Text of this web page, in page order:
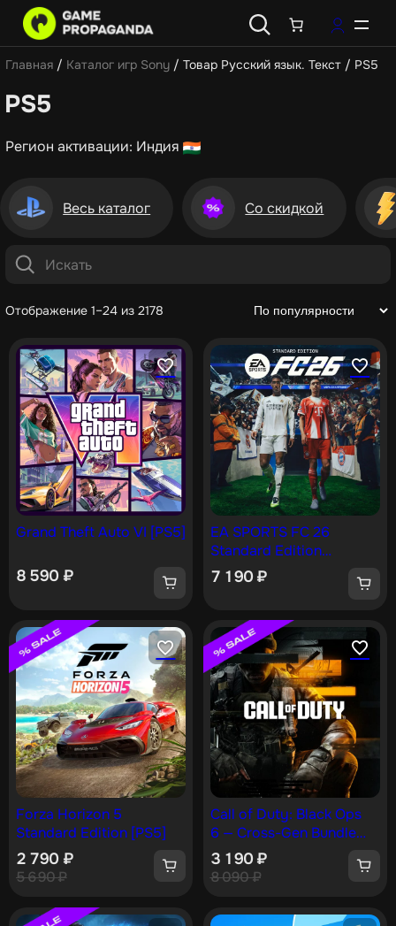
Главная / Каталог игр Sony / Товар Русский язык. Текст / PS5
PS5
Регион активации: Индия
Весь каталог Со скидкой
Отображение 1–24 из 2178
Grand Theft Auto VI [PS5]
8 590 ₽
EA SPORTS FC 26
Standard Edition
PS4 & PS5
7 190₽
Forza Horizon 5
Standard Edition [PS5]
5 690₽
2 790 ₽
Call of Duty: Black Ops
6 — Cross-Gen Bundle
[PS4, PS5]
8 090₽
3 190₽